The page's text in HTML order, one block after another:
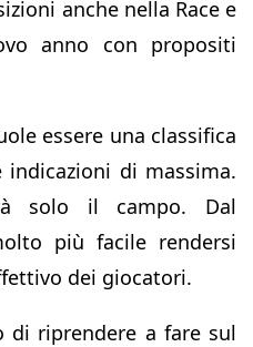
anche nella Race e
anno con propositi
essere una classifica
indicazioni di massima.
solo il campo. Dal
più facile rendersi
dei giocatori.
di riprendere a fare sul